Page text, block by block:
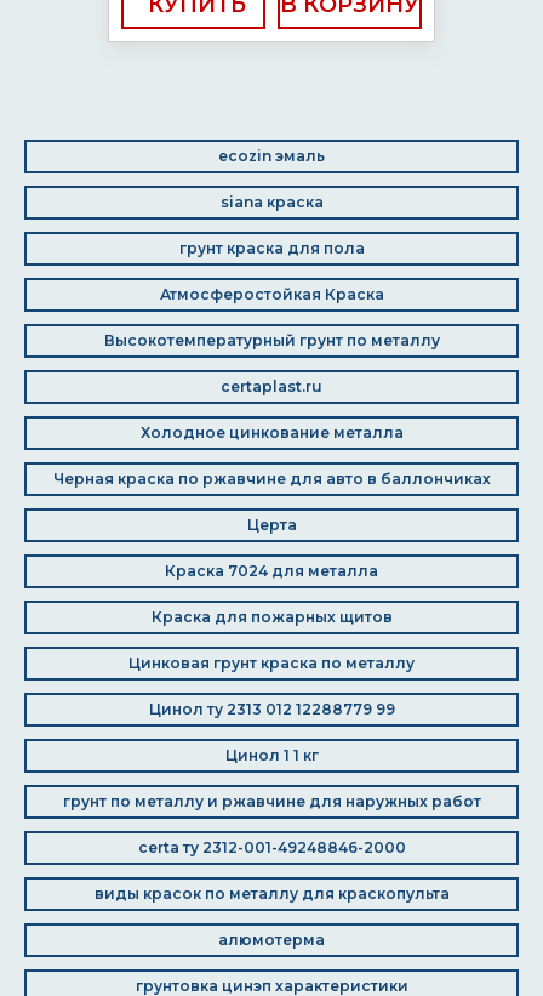
ecozin эмаль
siana краска
грунт краска для пола
Атмосферостойкая Краска
Высокотемпературный грунт по металлу
certaplast.ru
Холодное цинкование металла
Черная краска по ржавчине для авто в баллончиках
Церта
Краска 7024 для металла
Краска для пожарных щитов
Цинковая грунт краска по металлу
Цинол ту 2313 012 12288779 99
Цинол 1 1 кг
грунт по металлу и ржавчине для наружных работ
certa ту 2312-001-49248846-2000
виды красок по металлу для краскопульта
алюмотерма
грунтовка цинэп характеристики